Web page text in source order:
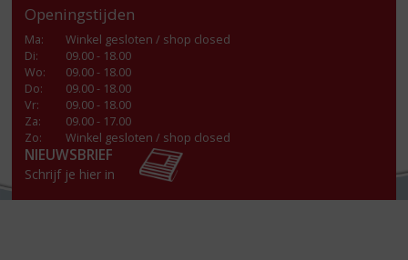
Openingstijden
Ma:
Winkel gesloten / shop closed
Di:
09.00 - 18.00
Wo:
09.00 - 18.00
Do:
09.00 - 18.00
Vr:
09.00 - 18.00
Za:
09.00 - 17.00
Zo:
Winkel gesloten / shop closed
NIEUWSBRIEF
Schrijf je hier in